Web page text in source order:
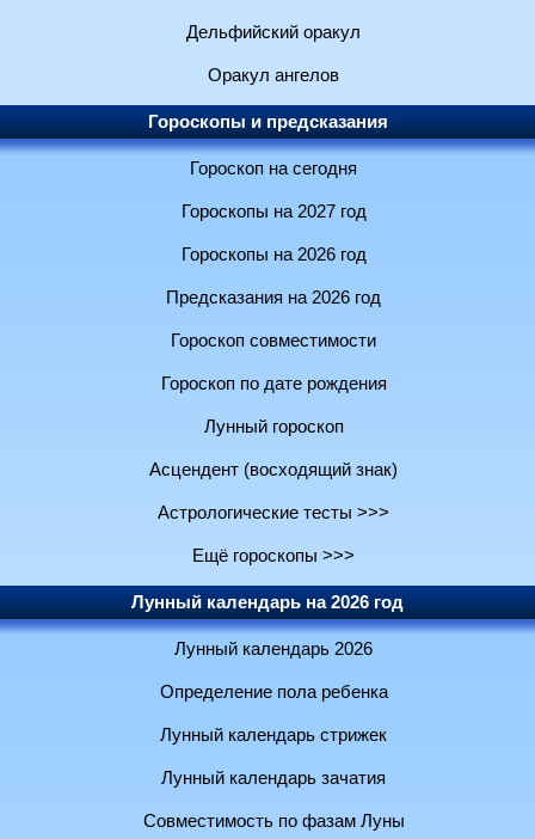
Дельфийский оракул
Оракул ангелов
Гороскопы и предсказания
Гороскоп на сегодня
Гороскопы на 2027 год
Гороскопы на 2026 год
Предсказания на 2026 год
Гороскоп совместимости
Гороскоп по дате рождения
Лунный гороскоп
Асцендент (восходящий знак)
Астрологические тесты >>>
Ещё гороскопы >>>
Лунный календарь на 2026 год
Лунный календарь 2026
Определение пола ребенка
Лунный календарь стрижек
Лунный календарь зачатия
Совместимость по фазам Луны